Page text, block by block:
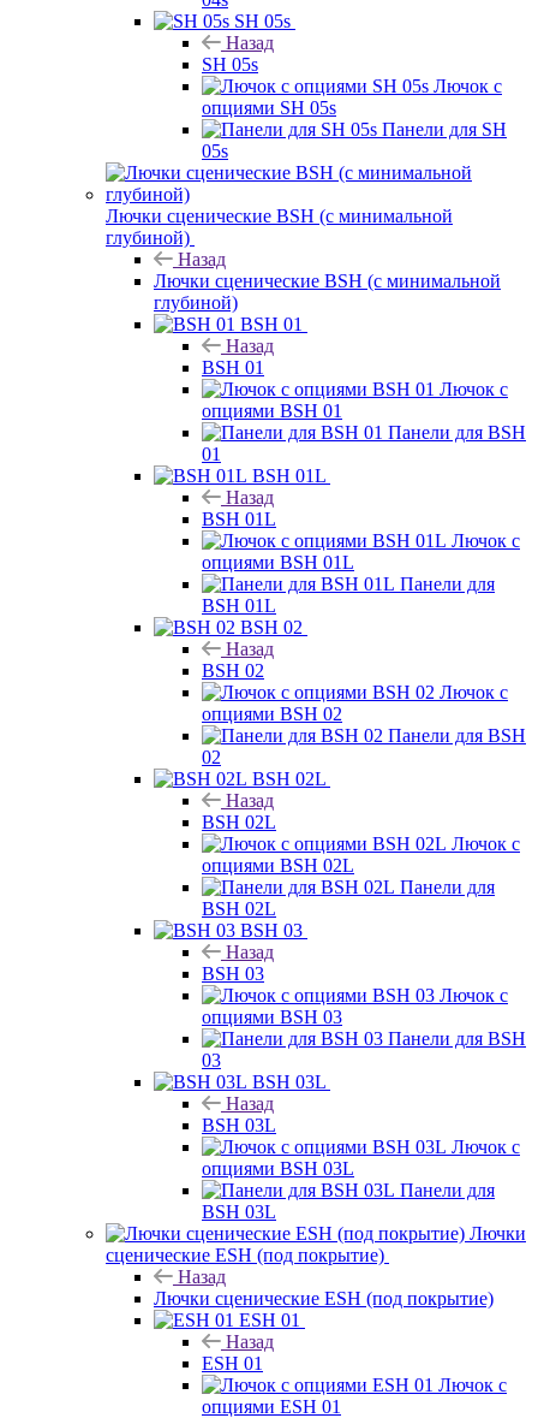
SH 05s
Назад
SH 05s
Лючок с
опциями SH 05s
Панели для SH
05s
Лючки сценические BSH (с минимальной
глубиной)
Назад
Лючки сценические BSH (с минимальной
глубиной)
BSH 01
Назад
BSH 01
Лючок с
опциями BSH 01
Панели для BSH
01
BSH 01L
Назад
BSH 01L
Лючок с
опциями BSH 01L
Панели для
BSH 01L
BSH 02
Назад
BSH 02
Лючок с
опциями BSH 02
Панели для BSH
02
BSH 02L
Назад
BSH 02L
Лючок с
опциями BSH 02L
Панели для
BSH 02L
BSH 03
Назад
BSH 03
Лючок с
опциями BSH 03
Панели для BSH
03
BSH 03L
Назад
BSH 03L
Лючок с
опциями BSH 03L
Панели для
BSH 03L
Лючки
сценические ESH (под покрытие)
Назад
Лючки сценические ESH (под покрытие)
ESH 01
Назад
ESH 01
Лючок с
опциями ESH 01